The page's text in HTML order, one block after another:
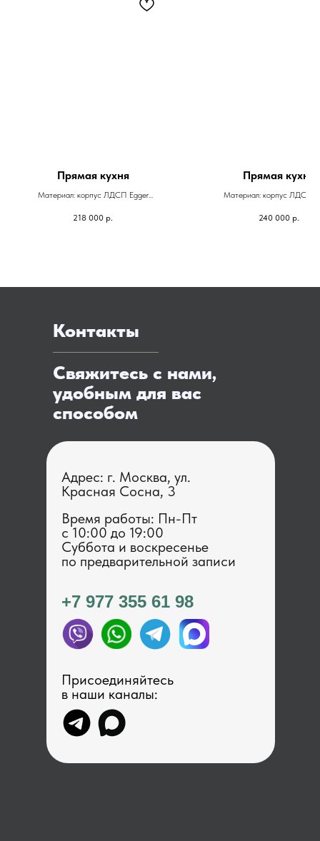
Прямая кухня
Материал: корпус ЛДСП Egger
Фурнитура: Blum
218 000 р.
Прямая кухня
Материал: корпус ЛДСП
Фурнитура: Blum
240 000 р.
Контакты
Свяжитесь с нами,
удобным для вас
способом
Адрес: г. Москва, ул.
Красная Сосна, 3
+7 977 355 61 98
Время работы: Пн-Пт
с 1 0:00 до 19:00
Суббота и воскресенье
по предварительной записи
Присоединяйтесь
в наши каналы: